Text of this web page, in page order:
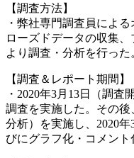
【調査方法】
・弊社専門調査員によ
ローズドデータの収集
より調査・分析を行った
【調査＆レポート期間】
・2020年3月13日（調査
調査を実施した。その
分析）を実施し、2020
びにグラフ化・コメント